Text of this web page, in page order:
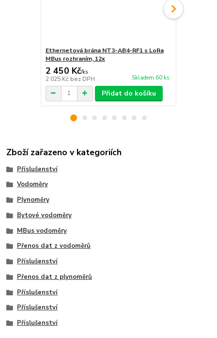
Ethernetová brána NT3-AB4-RF1 s LoRa
MBus rozhraním, 12x
2 450 Kč/ks
2 025 Kč bez DPH Skladem 60 ks
Přidat do košíku
Zboží zařazeno v kategoriích
Příslušenství
Vodoměry
Plynoměry
Bytové vodoměry
MBus vodoměry
Přenos dat z vodoměrů
Příslušenství
Přenos dat z plynoměrů
Příslušenství
Příslušenství
Příslušenství